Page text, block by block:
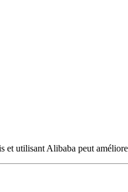
utilisant Alibaba peut